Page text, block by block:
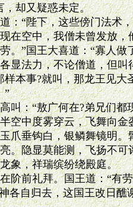
，却又疑惑未定。
“陛下，这些傍门法术，
在空中，我僧未曾发放
。”国王大喜道：“寡人做
显法力，不论僧道，但
本事?就叫，那龙王见大
”
：“敖广何在?弟兄们都
空中度雾穿云，飞舞向金
垂钩白，银鳞舞镜明。
。隐显莫能测，飞扬不
象，祥瑞缤纷绕殿庭。
阶前礼拜。国王道：“有
各自归去，这国王改日醮